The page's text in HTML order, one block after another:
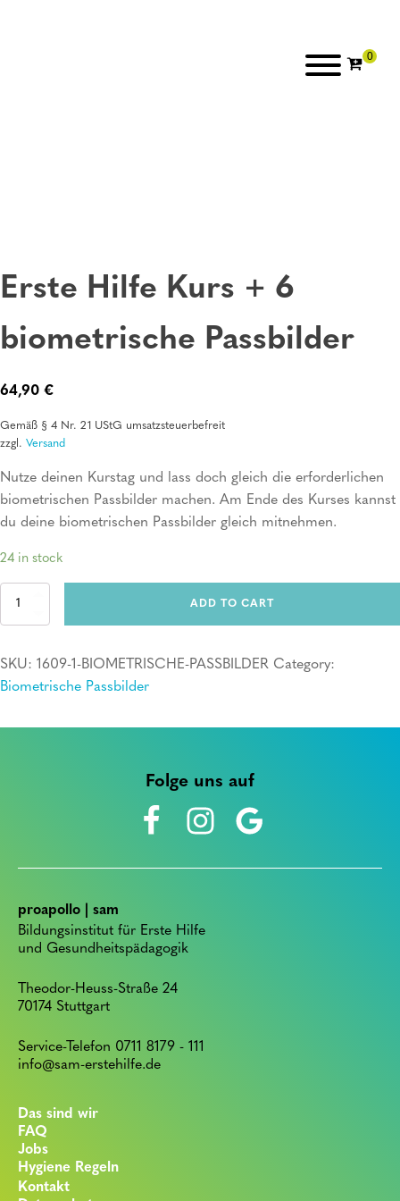
Erste Hilfe Kurs + 6
biometrische Passbilder
64,90 €
Gemäß § 4 Nr. 21 UStG umsatzsteuerbefreit
zzgl. Versand
Nutze deinen Kurstag und lass doch gleich die erforderlichen
biometrischen Passbilder machen. Am Ende des Kurses kannst
du deine biometrischen Passbilder gleich mitnehmen.
24 in stock
Erste
6
biometrische
ADD TO CART
SKU: 1609-1-BIOMETRISCHE-PASSBILDER Category:
Biometrische Passbilder
Folge uns auf
proapollo | sam
Bildungsinstitut für Erste Hilfe
und Gesundheitspädagogik
Theodor-Heuss-Straße 24
70174 Stuttgart
Service-Telefon 0711 8179 - 111
info@sam-erstehilfe.de
Das sind wir
FAQ
Jobs
Hygiene Regeln
Kontakt